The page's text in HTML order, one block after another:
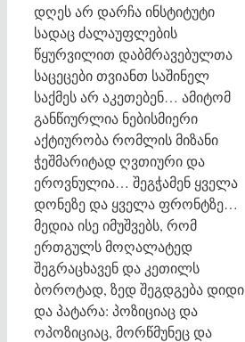
დღეს არ დარჩა ინსტიტუტი
სადაც ძალაუფლების
წყურვილით დაბმრავებულთა
საცეცები თვიანთ საშინელ
საქმეს არ აკეთებენ… ამიტომ
განწიურლია ნებისმიერი
აქტიურობა რომლის მიზანი
ჭეშმარიტად ღვთიური და
ეროვნულია… შეგჭამენ ყველა
დონეზე და ყველა ფრონტზე…
მედია ისე იმუშვებს, რომ
ერთგულს მოღალატედ
შეგრაცხავენ და კეთილს
ბოროტად, ზედ შეგდგება დიდი
და პატარა: პოზიციაც და
ოპოზიციაც, მორწმუნეც და